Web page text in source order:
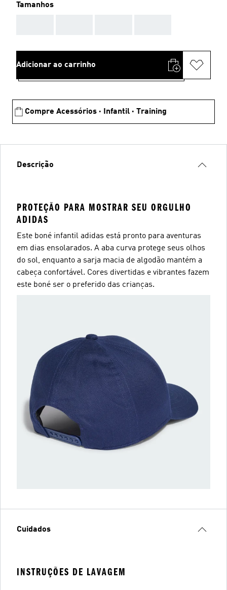
Tamanhos
Adicionar ao carrinho
Compre Acessórios · Infantil · Training
Descrição
PROTEÇÃO PARA MOSTRAR SEU ORGULHO
ADIDAS
Este boné infantil adidas está pronto para aventuras
em dias ensolarados. A aba curva protege seus olhos
do sol, enquanto a sarja macia de algodão mantém a
cabeça confortável. Cores divertidas e vibrantes fazem
este boné ser o preferido das crianças.
Cuidados
INSTRUÇÕES DE LAVAGEM